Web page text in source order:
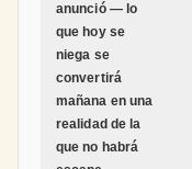
anunció — lo
que hoy se
niega se
convertirá
mañana en una
realidad de la
que no habrá